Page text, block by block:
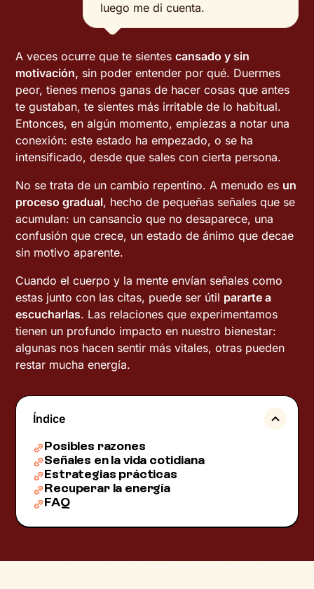
luego me di cuenta.
A veces ocurre que te sientescansado y sin
motivación, sin poder entender por qué. Duermes
peor, tienes menos ganas de hacer cosas que antes
te gustaban, te sientes más irritable de lo habitual.
Entonces, en algún momento, empiezas a notar una
conexión: este estado ha empezado, o se ha
intensificado, desde que sales con cierta persona.
No se trata de un cambio repentino. A menudo es un
proceso gradual, hecho de pequeñas señales que se
acumulan: un cansancio que no desaparece, una
confusión que crece, un estado de ánimo que decae
sin motivo aparente.
Cuando el cuerpo y la mente envían señales como
estas junto con las citas, puede ser útil pararte a
escucharlas. Las relaciones que experimentamos
tienen un profundo impacto en nuestro bienestar:
algunas nos hacen sentir más vitales, otras pueden
restar mucha energía.
Índice
Posibles razones
Señales en la vida cotidiana
Estrategias prácticas
Recuperar la energía
FAQ